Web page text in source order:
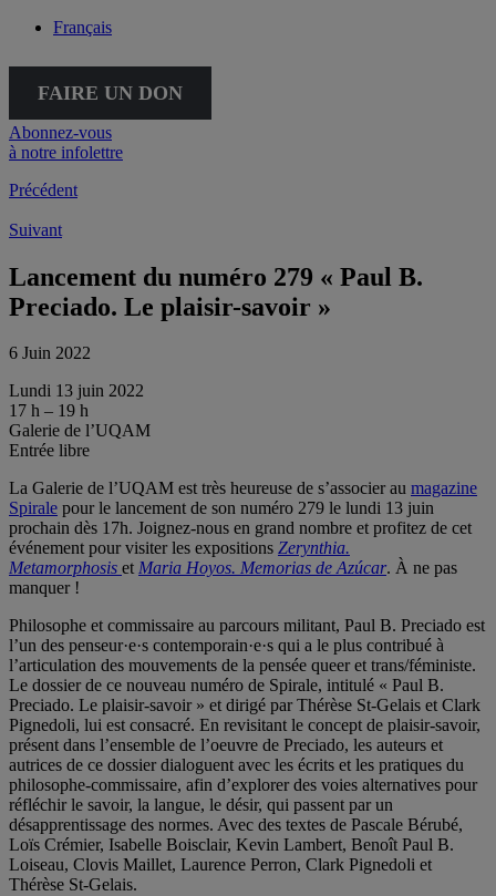
Français
FAIRE UN DON
Abonnez-vous
à notre infolettre
Précédent
Suivant
Lancement du numéro 279 « Paul B.
Preciado. Le plaisir-savoir »
6 Juin 2022
Lundi 13 juin 2022
17 h – 19 h
Galerie de l’UQAM
Entrée libre
La Galerie de l’UQAM est très heureuse de s’associer au magazine
Spirale pour le lancement de son numéro 279 le lundi 13 juin
prochain dès 17h. Joignez-nous en grand nombre et profitez de cet
événement pour visiter les expositions Zerynthia.
Metamorphosis etMaria Hoyos. Memorias de Azúcar. À ne pas
manquer !
Philosophe et commissaire au parcours militant, Paul B. Preciado est
l’un des penseur·e·s contemporain·e·s qui a le plus contribué à
l’articulation des mouvements de la pensée queer et trans/féministe.
Le dossier de ce nouveau numéro de Spirale, intitulé « Paul B.
Preciado. Le plaisir-savoir » et dirigé par Thérèse St-Gelais et Clark
Pignedoli, lui est consacré. En revisitant le concept de plaisir-savoir,
présent dans l’ensemble de l’oeuvre de Preciado, les auteurs et
autrices de ce dossier dialoguent avec les écrits et les pratiques du
philosophe-commissaire, afin d’explorer des voies alternatives pour
réfléchir le savoir, la langue, le désir, qui passent par un
désapprentissage des normes. Avec des textes de Pascale Bérubé,
Loïs Crémier, Isabelle Boisclair, Kevin Lambert, Benoît Paul B.
Loiseau, Clovis Maillet, Laurence Perron, Clark Pignedoli et
Thérèse St-Gelais.